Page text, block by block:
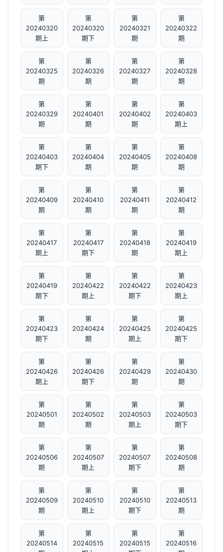
第
20240320
期上
第
20240320
期下
第
20240321
期
第
20240322
期
第
20240325
期
第
20240326
期
第
20240327
期
第
20240328
期
第
20240329
期
第
20240401
期
第
20240402
期
第
20240403
期上
第
20240403
期下
第
20240404
期
第
20240405
期
第
20240408
期
第
20240409
期
第
20240410
期
第
20240411
期
第
20240412
期
第
20240417
期上
第
20240417
期下
第
20240418
期
第
20240419
期上
第
20240419
期下
第
20240422
期上
第
20240422
期下
第
20240423
期上
第
20240423
期下
第
20240424
期
第
20240425
期上
第
20240425
期下
第
20240426
期上
第
20240426
期下
第
20240429
期
第
20240430
期
第
20240501
期
第
20240502
期
第
20240503
期上
第
20240503
期下
第
20240506
期
第
20240507
期上
第
20240507
期下
第
20240508
期
第
20240509
期
第
20240510
期上
第
20240510
期下
第
20240513
期
第
20240514
第
20240515
第
20240515
第
20240516